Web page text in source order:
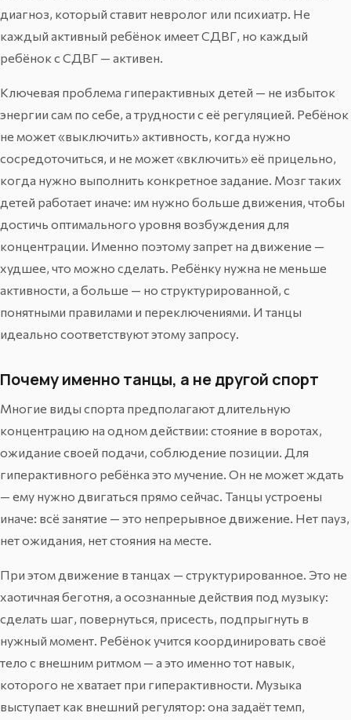
диагноз, который ставит невролог или психиатр. Не
каждый активный ребёнок имеет СДВГ, но каждый
ребёнок с СДВГ — активен.
Ключевая проблема гиперактивных детей — не избыток
энергии сам по себе, а трудности с её регуляцией. Ребёнок
не может «выключить» активность, когда нужно
сосредоточиться, и не может «включить» её прицельно,
когда нужно выполнить конкретное задание. Мозг таких
детей работает иначе: им нужно больше движения, чтобы
достичь оптимального уровня возбуждения для
концентрации. Именно поэтому запрет на движение —
худшее, что можно сделать. Ребёнку нужна не меньше
активности, а больше — но структурированной, с
понятными правилами и переключениями. И танцы
идеально соответствуют этому запросу.
Почему именно танцы, а не другой спорт
Многие виды спорта предполагают длительную
концентрацию на одном действии: стояние в воротах,
ожидание своей подачи, соблюдение позиции. Для
гиперактивного ребёнка это мучение. Он не может ждать
— ему нужно двигаться прямо сейчас. Танцы устроены
иначе: всё занятие — это непрерывное движение. Нет пауз,
нет ожидания, нет стояния на месте.
При этом движение в танцах — структурированное. Это не
хаотичная беготня, а осознанные действия под музыку:
сделать шаг, повернуться, присесть, подпрыгнуть в
нужный момент. Ребёнок учится координировать своё
тело с внешним ритмом — а это именно тот навык,
которого не хватает при гиперактивности. Музыка
выступает как внешний регулятор: она задаёт темп,